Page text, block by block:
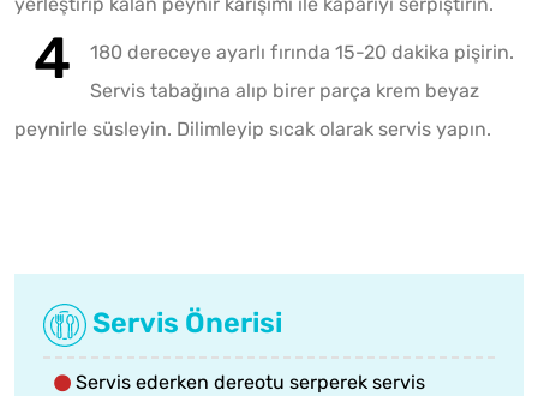
180 dereceye ayarlı fırında 15-20 dakika pişirin.
Servis tabağına alıp birer parça krem beyaz
peynirle süsleyin. Dilimleyip sıcak olarak servis yapın.
Servis Önerisi
Servis ederken dereotu serperek servis